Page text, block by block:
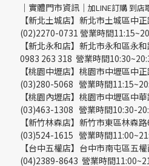
｜實體門市資訊｜ 加LINE訂購 到店
【新北土城店】新北市土城區中
(02)2270-0731 營業時間
【新北永和店】新北市永和區永
0983 263 318 營業時間
【桃園中壢店】桃園市中壢區中
(03)280-5068 營業時間
【桃園內壢店】桃園市中壢區中
(03)463-1308 營業時間10:30-
【新竹林森店】新竹市東區林森
(03)524-1615 營業時間
【台中五權店】台中市南屯區五
(04)2389-8643 營業時間